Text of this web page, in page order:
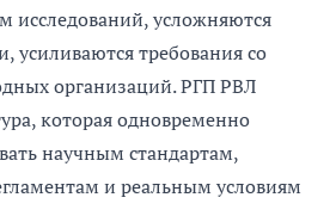
исследований, усложняются
усиливаются требования со
организаций. РГП РВЛ
которая одновременно
научным стандартам,
и реальным условиям